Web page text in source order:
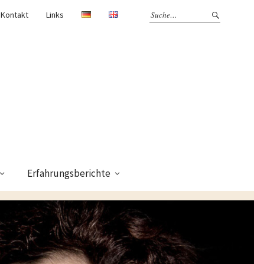
Kontakt Links
Erfahrungsberichte